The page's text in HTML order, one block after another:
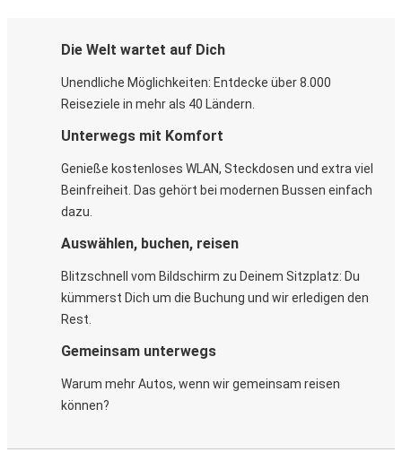
Die Welt wartet auf Dich
Unendliche Möglichkeiten: Entdecke über 8.000
Reiseziele in mehr als 40 Ländern.
Unterwegs mit Komfort
Genieße kostenloses WLAN, Steckdosen und extra viel
Beinfreiheit. Das gehört bei modernen Bussen einfach
dazu.
Auswählen, buchen, reisen
Blitzschnell vom Bildschirm zu Deinem Sitzplatz: Du
kümmerst Dich um die Buchung und wir erledigen den
Rest.
Gemeinsam unterwegs
Warum mehr Autos, wenn wir gemeinsam reisen
können?